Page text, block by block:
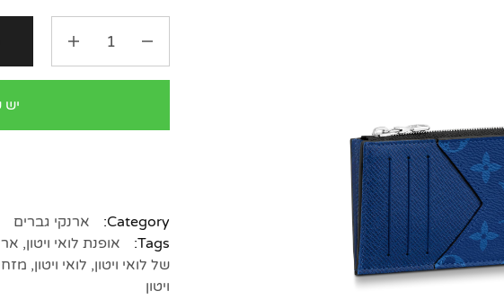
יש
Category:
ארנקי גברים
Tags:
אופנת לואי ויטון,
של לואי ויטון, לואי ויטון,
ויטון